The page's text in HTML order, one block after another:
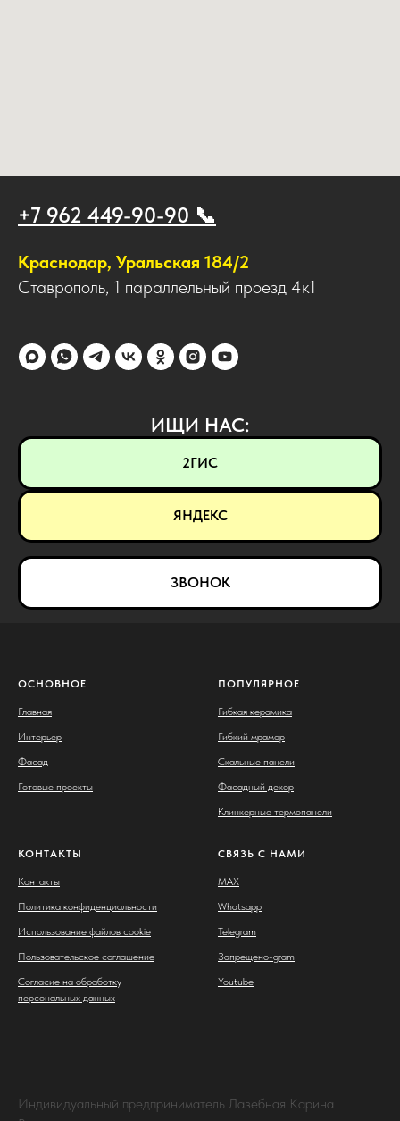
+7 962 449-90-90 📞
Краснодар, Уральская 184/2
Ставрополь, 1 параллельный проезд 4к1
ИЩИ НАС:
2ГИС
ЯНДЕКС
ЗВОНОК
ОСНОВНОЕ
Главная
Интерьер
Фасад
Готовые проекты
ПОПУЛЯРНОЕ
Гибкая керамика
Гибкий мрамор
Скальные панели
Фасадный декор
Клинкерные термопанели
КОНТАКТЫ
Контакты
Политика конфиденциальности
Использование файлов cookie
Пользовательское соглашение
Согласие на обработку
персональных данных
СВЯЗЬ С НАМИ
MAX
Whatsapp
Telegram
Запрещено-gram
Youtube
Индивидуальный предприниматель Лазебная Карина